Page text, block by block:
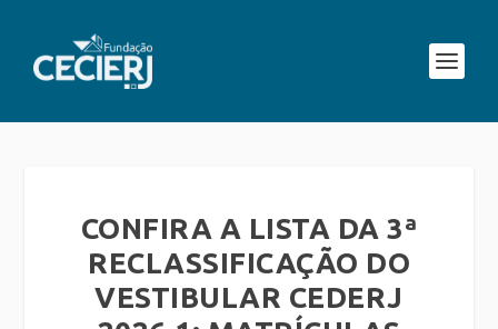
CONFIRA A LISTA DA 3ª
RECLASSIFICAÇÃO DO
VESTIBULAR CEDERJ